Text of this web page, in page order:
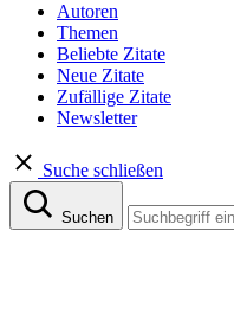
Autoren
Themen
Beliebte Zitate
Neue Zitate
Zufällige Zitate
Newsletter
Suche schließen
Suchen